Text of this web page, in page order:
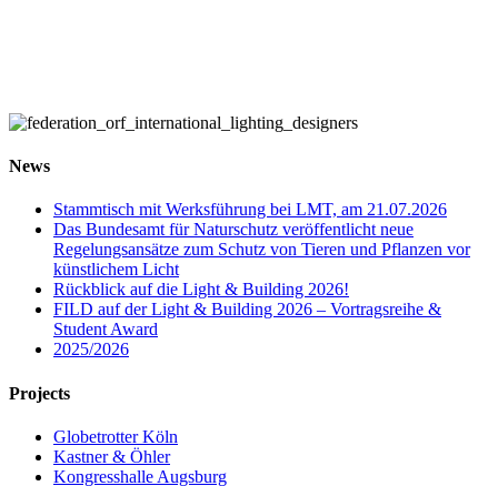
News
Stammtisch mit Werksführung bei LMT, am 21.07.2026
Das Bundesamt für Naturschutz veröffentlicht neue
Regelungsansätze zum Schutz von Tieren und Pflanzen vor
künstlichem Licht
Rückblick auf die Light & Building 2026!
FILD auf der Light & Building 2026 – Vortragsreihe &
Student Award
2025/2026
Projects
Globetrotter Köln
Kastner & Öhler
Kongresshalle Augsburg